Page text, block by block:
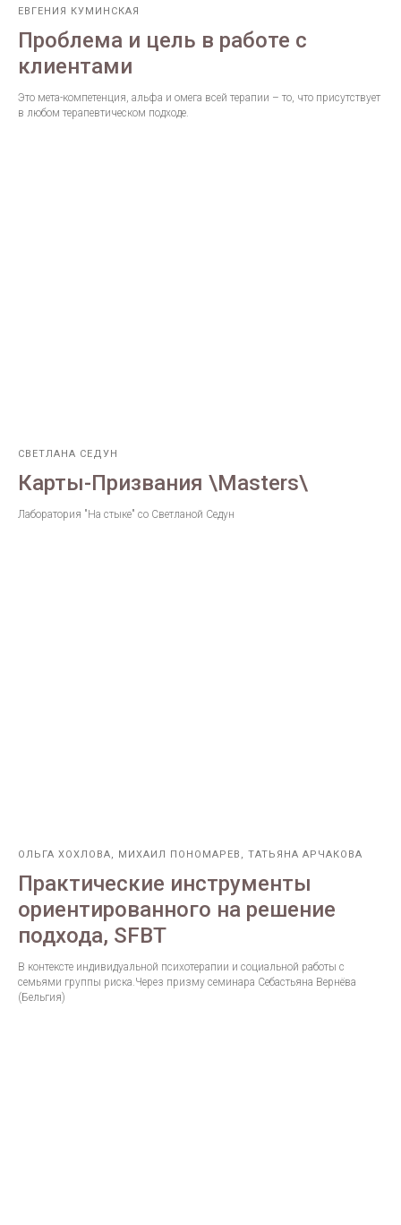
ЕВГЕНИЯ КУМИНСКАЯ
Проблема и цель в работе с
клиентами
Это мета-компетенция, альфа и омега всей терапии – то, что присутствует
в любом терапевтическом подходе.
СВЕТЛАНА СЕДУН
Карты-Призвания \Masters\
Лаборатория "На стыке" со Светланой Седун
ОЛЬГА ХОХЛОВА, МИХАИЛ ПОНОМАРЕВ, ТАТЬЯНА АРЧАКОВА
Практические инструменты
ориентированного на решение
подхода, SFBT
В контексте индивидуальной психотерапии и социальной работы с
семьями группы риска.Через призму семинара Себастьяна Вернёва
(Бельгия)